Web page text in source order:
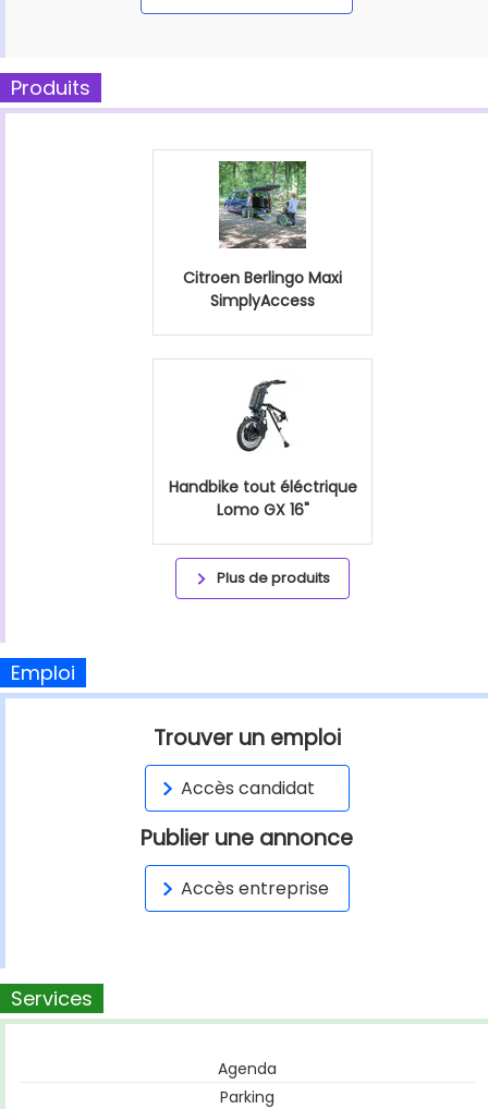
Produits
Citroen Berlingo Maxi
SimplyAccess
Handbike tout éléctrique
Lomo GX 16"
Plus de produits
Emploi
Trouver un emploi
Accès candidat
Publier une annonce
Accès entreprise
Services
Agenda
Parking